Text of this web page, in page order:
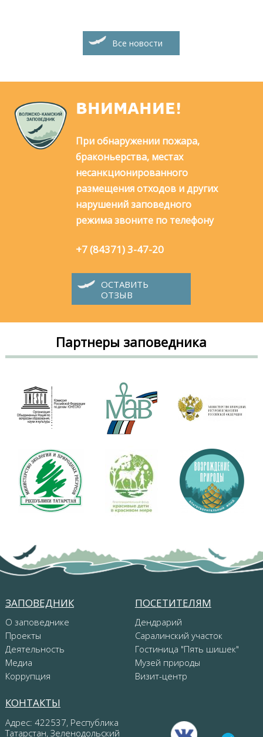
Все новости
ВНИМАНИЕ!
При обнаружении пожара,
браконьерства, местах
несанкционированного
размещения отходов и других
нарушений заповедного
режима звоните по телефону
+7 (84371) 3-47-20
ОСТАВИТЬ
ОТЗЫВ
Партнеры заповедника
ЗАПОВЕДНИК
О заповеднике
Проекты
Деятельность
Медиа
Коррупция
ПОСЕТИТЕЛЯМ
Дендрарий
Саралинский участок
Гостиница "Пять шишек"
Музей природы
Визит-центр
КОНТАКТЫ
Адрес: 422537, Республика
Татарстан, Зеленодольский